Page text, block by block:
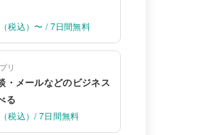
税込）〜 / 7日間無料
リ
・メールなどのビジネス
る
税込）/ 7日間無料